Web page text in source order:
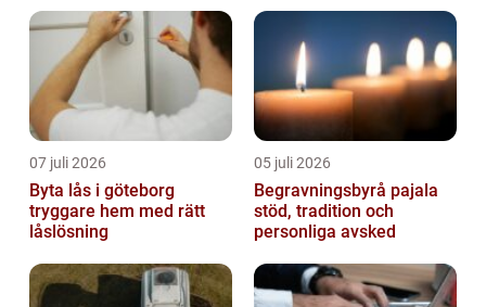
07 juli 2026
Byta lås i göteborg
tryggare hem med rätt
låslösning
05 juli 2026
Begravningsbyrå pajala
stöd, tradition och
personliga avsked